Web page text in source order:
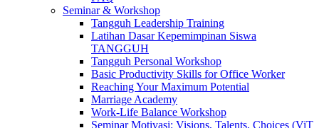
Seminar & Workshop
Tangguh Leadership Training
Latihan Dasar Kepemimpinan Siswa
TANGGUH
Tangguh Personal Workshop
Basic Productivity Skills for Office Worker
Reaching Your Maximum Potential
Marriage Academy
Work-Life Balance Workshop
Seminar Motivasi: Visions, Talents, Choices (ViT